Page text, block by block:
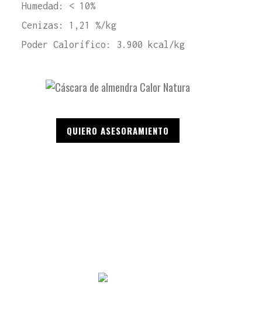
Humedad: < 10%
Cenizas: 1,21 %/kg
Poder Calorífico: 3.900 kcal/kg
QUIERO ASESORAMIENTO